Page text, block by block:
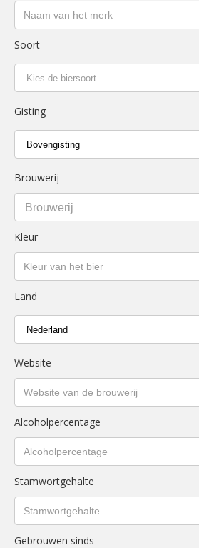
Soort
Gisting
Brouwerij
Brouwerij
Kleur
Land
Website
Alcoholpercentage
Stamwortgehalte
Gebrouwen sinds